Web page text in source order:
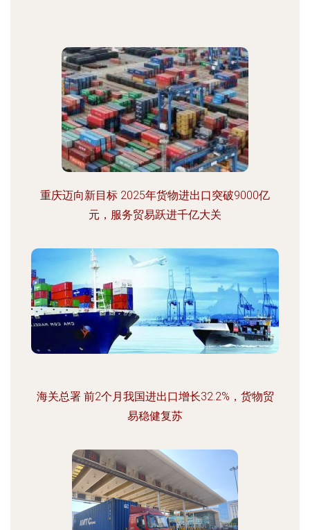
重庆迈向新目标 2025年货物进出口突破9000亿
元，服务贸易跃进千亿大关
海关总署 前2个月我国进出口增长32.2%，货物贸
易稳健复苏